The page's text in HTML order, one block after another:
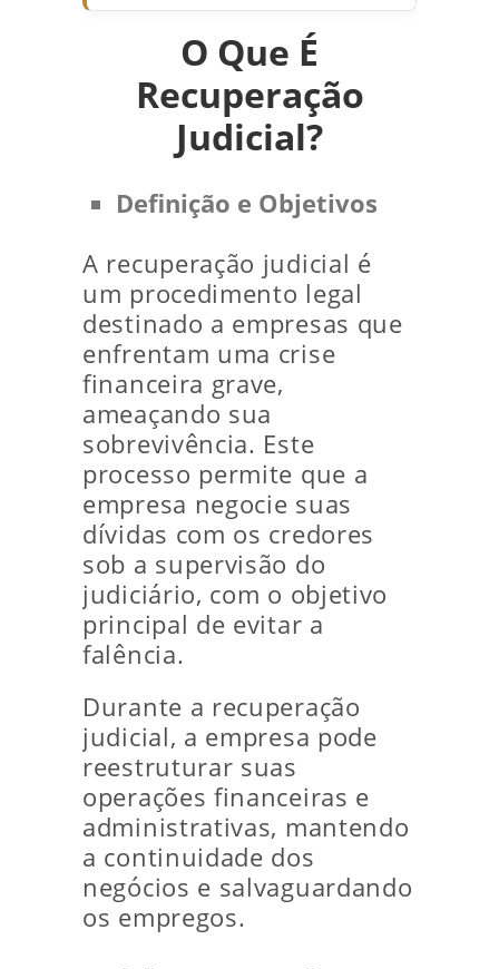
O Que É
Recuperação
Judicial?
Definição e Objetivos
A recuperação judicial é
um procedimento legal
destinado a empresas que
enfrentam uma crise
financeira grave,
ameaçando sua
sobrevivência. Este
processo permite que a
empresa negocie suas
dívidas com os credores
sob a supervisão do
judiciário, com o objetivo
principal de evitar a
falência.
Durante a recuperação
judicial, a empresa pode
reestruturar suas
operações financeiras e
administrativas, mantendo
a continuidade dos
negócios e salvaguardando
os empregos.